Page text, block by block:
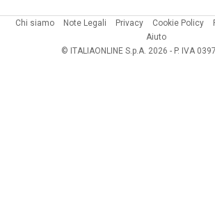
Chi siamo Note Legali Privacy Cookie Policy
Aiuto
© ITALIAONLINE S.p.A. 2026 - P. IVA